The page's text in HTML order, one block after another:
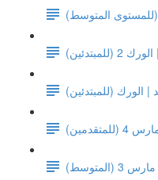
المتوسط)
الورك (للمبتدئين)